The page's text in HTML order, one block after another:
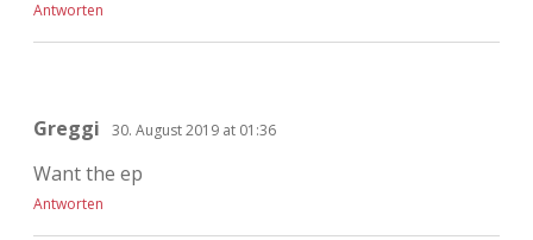
Antworten
Greggi 30. August 2019 at 01:36
Want the ep
Antworten